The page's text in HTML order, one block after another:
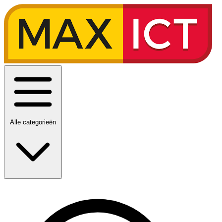
Alle categorieën